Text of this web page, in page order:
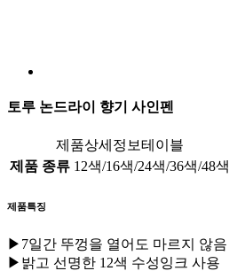
토루 논드라이 향기 사인펜
제품상세정보테이블
제품 종류 12색/16색/24색/36색/48색
제품특징
▶7일간 뚜껑을 열어도 마르지 않음
▶밝고 선명한 12색 수성잉크 사용